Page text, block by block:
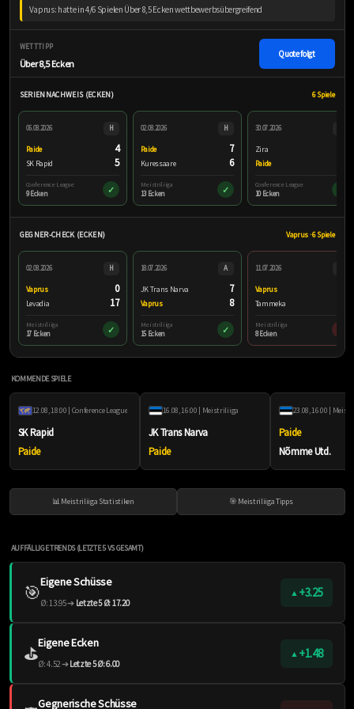
Vaprus: hatte in 4/6 Spielen Über 8,5 Ecken wettbewerbsübergreifend
WETTTIPP
Über 8,5 Ecken
Quote folgt
SERIENNACHWEIS (ECKEN) 6 Spiele
06.08.2026 H
Paide 4
SK Rapid 5
Conference League
9 Ecken ✓
02.08.2026 H
Paide 7
Kuressaare 6
Meistriliiga
13 Ecken ✓
30.07.2026
Zira
Paide
Conference League
10 Ecken
GEGNER-CHECK (ECKEN) Vaprus · 6 Spiele
02.08.2026 H
Vaprus 0
Levadia 17
Meistriliiga
17 Ecken ✓
18.07.2026 A
JK Trans Narva 7
Vaprus 8
Meistriliiga
15 Ecken ✓
11.07.2026
Vaprus
Tammeka
Meistriliiga
8 Ecken
KOMMENDE SPIELE
12.08, 18:00 | Conference League
SK Rapid
Paide
16.08, 16:00 | Meistriliiga
JK Trans Narva
Paide
23.08, 16:00 |
Paide
Nõmme Utd.
📊 Meistriliiga Statistiken 🎯 Meistriliiga Tipps
AUFFÄLLIGE TRENDS (LETZTE 5 VS GESAMT)
🎯Eigene Schüsse
Ø: 13.95 ➔ Letzte 5 Ø: 17.20
▲ +3.25
⛳️Eigene Ecken
Ø: 4.52 ➔Letzte 5 Ø: 6.00
▲ +1.48
Gegnerische Schüsse